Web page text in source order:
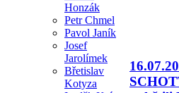
Honzák
Petr Chmel
Pavol Janík
Josef
Jarolímek
Břetislav
Kotyza